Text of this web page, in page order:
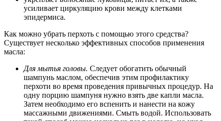
усиливает циркуляцию крови между клетками
эпидермиса.
Как можно убрать перхоть с помощью этого средства?
Существует несколько эффективных способов применения
масла:
Для мытья головы. Следует обогатить обычный
шампунь маслом, обеспечив этим профилактику
перхоти во время проведения привычных процедур. На
одну порцию шампуня нужно взять две капли масла.
Затем необходимо его вспенить и нанести на кожу
массажными движениями. Смыть водой. Использовать